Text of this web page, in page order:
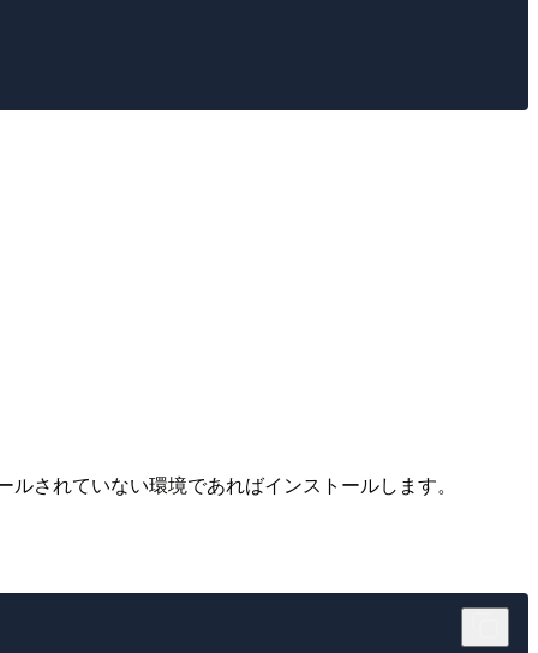
ルされていない環境であればインストールします。